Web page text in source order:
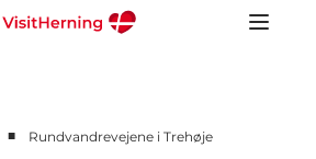
■ Rundvandrevejene i Trehøje